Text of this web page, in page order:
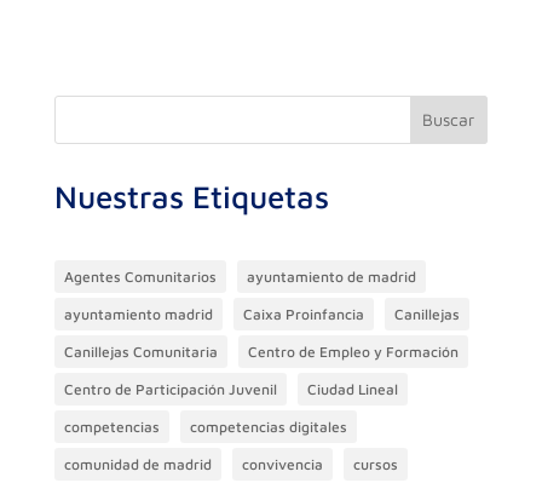
b
k
a A dI ar
Buscar
Nuestras Etiquetas
Agentes Comunitarios ayuntamiento de madrid
ayuntamiento madrid Caixa Proinfancia Canillejas
Canillejas Comunitaria Centro de Empleo y Formación
Centro de Participación Juvenil Ciudad Lineal
competencias competencias digitales
comunidad de madrid convivencia cursos